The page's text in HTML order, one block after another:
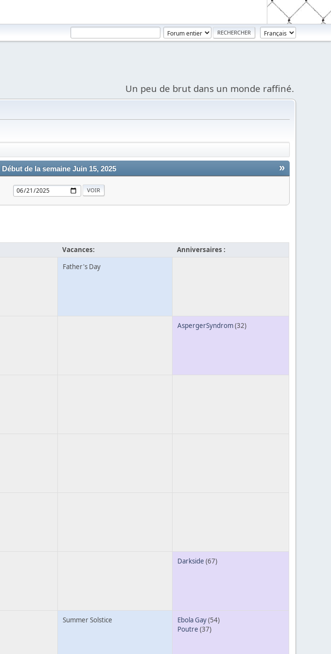
Un peu de brut dans un monde raffiné.
»
Début de la semaine Juin 15, 2025
Vacances: Anniversaires :
Father's Day
AspergerSyndrom(32)
Darkside (67)
Summer Solstice Ebola Gay(54)
Poutre (37)